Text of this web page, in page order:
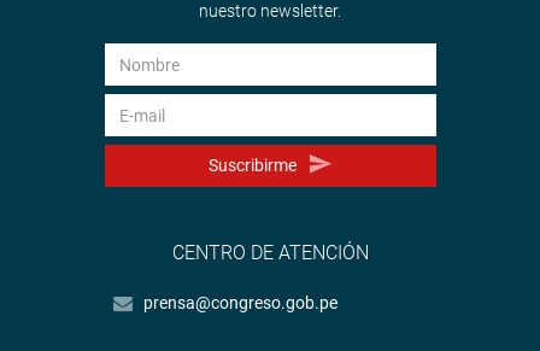
nuestro newsletter.
Suscribirme
CENTRO DE ATENCIÓN
prensa@congreso.gob.pe